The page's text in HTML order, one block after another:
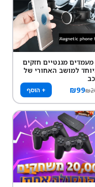
מעמדים מגנטיים חזקים
למושב האחורי של
₪99₪ + הוסף